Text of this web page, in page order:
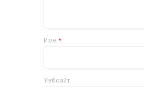
Име *
Уебсайт